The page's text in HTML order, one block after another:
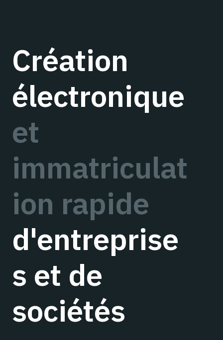
Création
électronique
et
immatriculat
ion rapide
d'entreprise
s et de
sociétés